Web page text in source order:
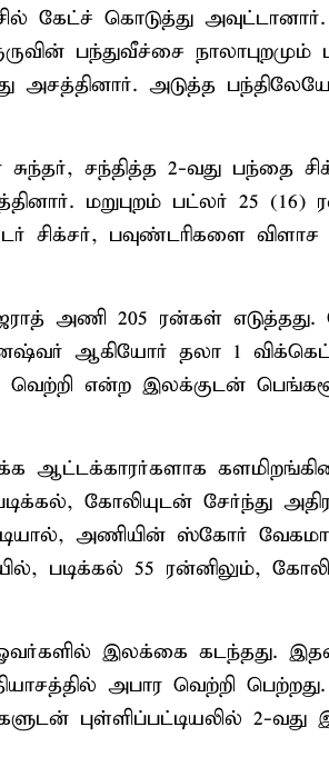
கேட்ச் கொடுத்து
பந்துவீச்சை நாலாபுறமும்
அசத்தினார். அடுத்த
சந்தித்த 2-வது பந்தை
மறுபுறம் பட்லர் 25 (16)
சிக்சர், பவுண்டரிகளை
அணி 205 ரன்கள் எடுத்தது.
ஆகியோர் தலா 1
வெற்றி என்ற இலக்குடன்
ஆட்டக்காரர்களாக
கோலியுடன் சேர்ந்து
அணியின் ஸ்கோர்
படிக்கல் 55 ரன்னிலும்,
ஓவர்களில் இலக்கை கடந்தது.
அபார வெற்றி
புள்ளிப்பட்டியலில் 2-வது